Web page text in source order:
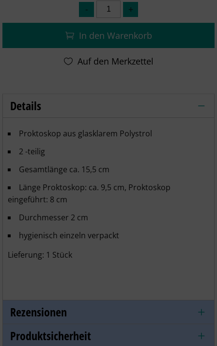
In den Warenkorb
Details
- Proktoskop aus glasklarem Polystrol
Proktoskop aus glasklarem Polystrol
2 -teilig
Gesamtlänge ca. 15,5 cm
Länge Proktoskop: ca. 9,5 cm, Proktoskop
eingeführt: 8 cm
Durchmesser 2 cm
hygienisch einzeln verpackt
Lieferung: 1 Stück
Rezensionen
Produktsicherheit